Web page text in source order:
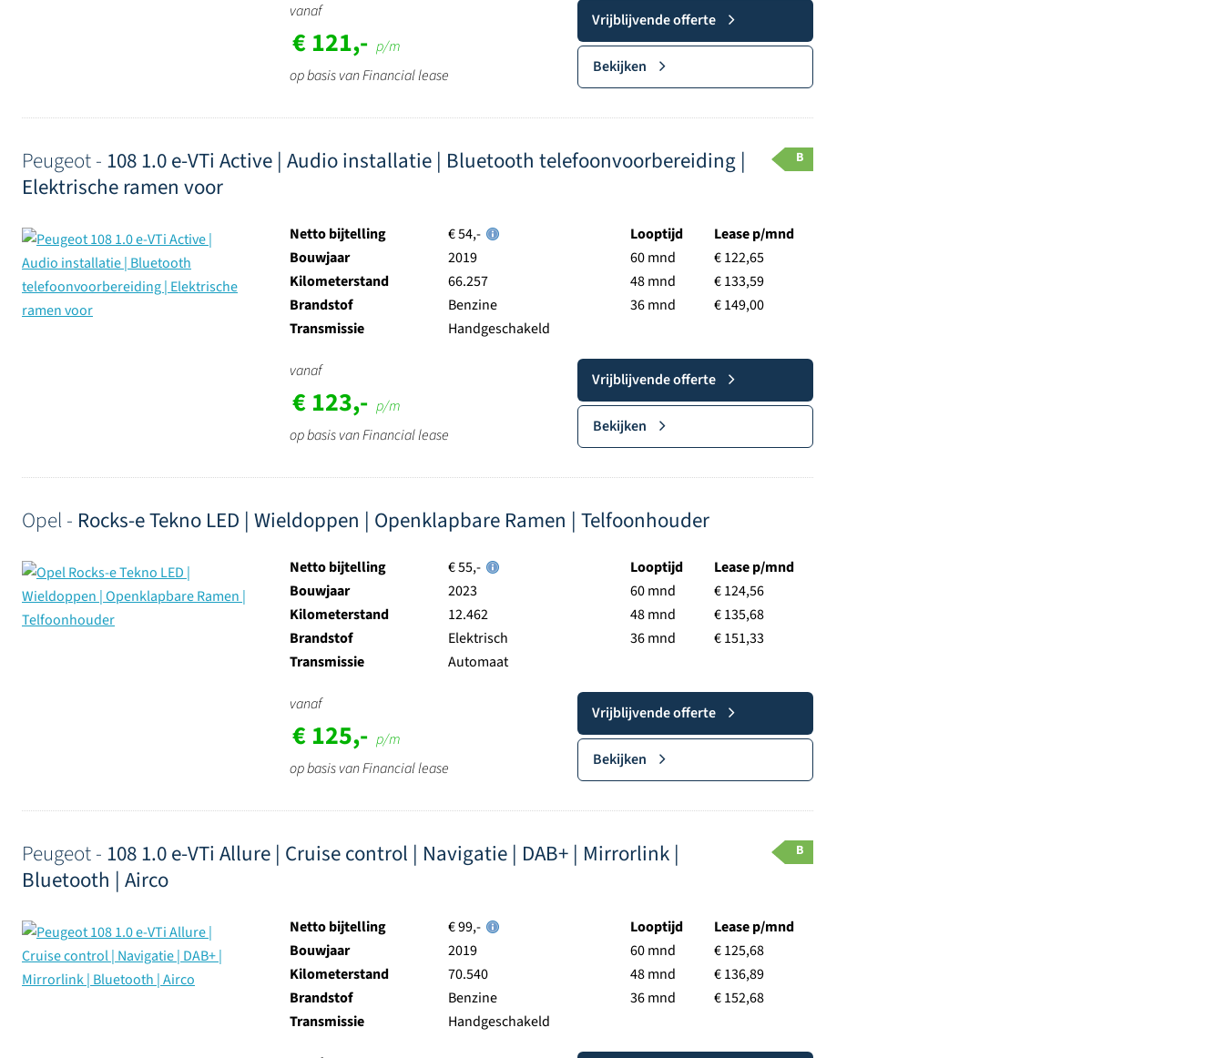
vanaf
€ 121,- p/m
op basis van Financial lease
Vrijblijvende offerte
Bekijken
Peugeot - 108 1.0 e-VTi Active | Audio installatie | Bluetooth telefoonvoorbereiding |
Elektrische ramen voor
B
Netto bijtelling
€ 54,-
Bouwjaar
2019
Kilometerstand
66.257
Brandstof
Benzine
Transmissie
Handgeschakeld
Looptijd
60 mnd
48 mnd
36 mnd
Lease p/mnd
€ 122,65
€ 133,59
€ 149,00
vanaf
€ 123,- p/m
op basis van Financial lease
Vrijblijvende offerte
Bekijken
Opel - Rocks-e Tekno LED | Wieldoppen | Openklapbare Ramen | Telfoonhouder
Netto bijtelling
€ 55,-
Bouwjaar
2023
Kilometerstand
12.462
Brandstof
Elektrisch
Transmissie
Automaat
Looptijd
60 mnd
48 mnd
36 mnd
Lease p/mnd
€ 124,56
€ 135,68
€ 151,33
vanaf
€ 125,- p/m
op basis van Financial lease
Vrijblijvende offerte
Bekijken
Peugeot - 108 1.0 e-VTi Allure | Cruise control | Navigatie | DAB+ | Mirrorlink |
Bluetooth | Airco
B
Netto bijtelling
€ 99,-
Bouwjaar
2019
Kilometerstand
70.540
Brandstof
Benzine
Transmissie
Handgeschakeld
Looptijd
60 mnd
48 mnd
36 mnd
Lease p/mnd
€ 125,68
€ 136,89
€ 152,68